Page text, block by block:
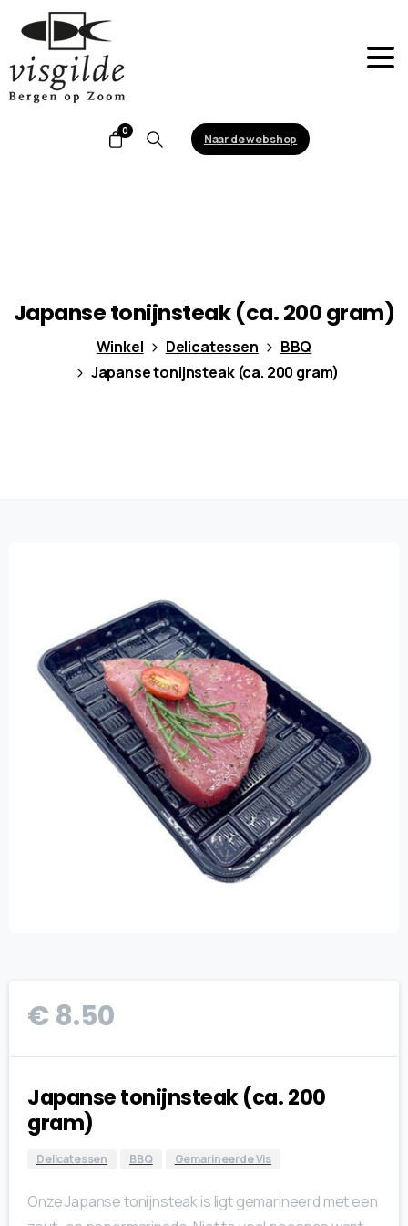
0
Search
Naar de webshop
Japansetonijnsteak(ca.200gram)
Winkel Delicatessen
BBQ
Japanse tonijnsteak (ca. 200 gram)
€ 8.50
Japanse tonijnsteak (ca. 200
gram)
Delicatessen BBQ Gemarineerde Vis
Onze Japanse tonijnsteak is ligt gemarineerd met een